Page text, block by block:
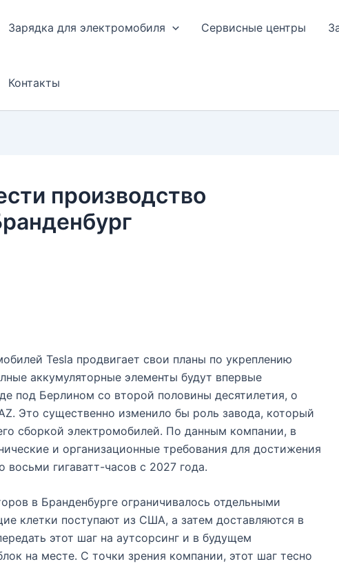
Зарядка для электромобиля Сервисные центры
Контакты
производство
Tesla продвигает свои планы по укреплению
аккумуляторные элементы будут впервые
под Берлином со второй половины десятилетия, о
Это существенно изменило бы роль завода, который
сборкой электромобилей. По данным компании, в
и организационные требования для достижения
гигаватт-часов с 2027 года.
в Бранденбурге ограничивалось отдельными
клетки поступают из США, а затем доставляются в
этот шаг на аутсорсинг и в будущем
на месте. С точки зрения компании, этот шаг тесно